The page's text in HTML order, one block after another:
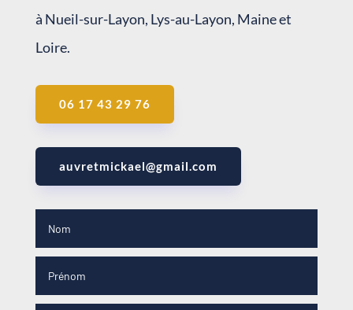
à Nueil-sur-Layon, Lys-au-Layon, Maine et
Loire.
06 17 43 29 76
auvretmickael@gmail.com